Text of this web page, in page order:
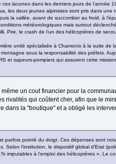
lacunes dans les derniers jours de l’année
les deux jeunes alpinistes sont pris dans une
la vallée, avant de succomber au froid, à
météorologiques mais surtout
Pire, le crash de l’un des hélicoptères de
unité spécialisée à Chamonix à la suite de
sous la responsabilité des préfets.
et sapeurs-pompiers qui assurent cette
un cout financier pour la
rivalités qui coûtent cher, afin que le
dans la "boutique" et a obligé les
parfois pointé du doigt. Ces dépenses sont
Selon l’institution, le dispositif global d’Etat
imputables à l’emploi des hélicoptères ». Le